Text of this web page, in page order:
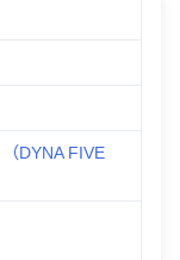
DYNA FIVE